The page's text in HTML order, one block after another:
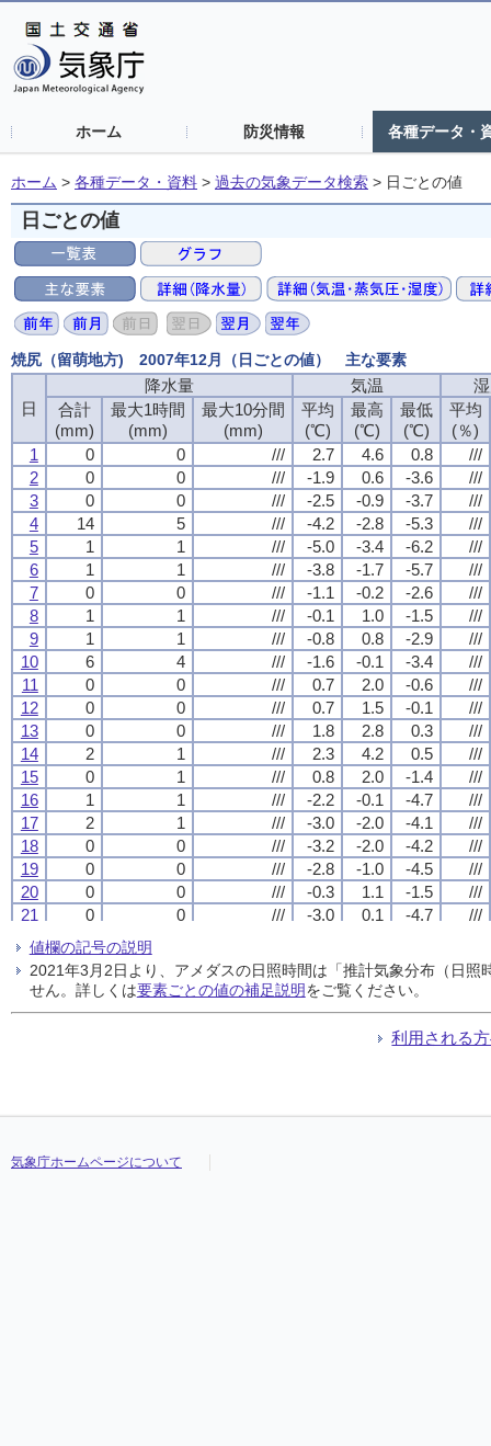
ホーム 防災情報 各種データ・
ホーム > 各種データ・資料 > 過去の気象データ検索 > 日ごとの値
日ごとの値
焼尻（留萌地方) 2007年12月（日ごとの値） 主な要素
日
降水量 気温
合計
(mm)
最大1時間
(mm)
最大10分間
(mm)
平均
(℃)
最高
(℃)
最低
(℃)
平均
(％)
1
0 0 /// 2.7 4.6 0.8
///
2
0 0 /// -1.9 0.6 -3.6
///
3
0 0 /// -2.5 -0.9 -3.7
///
4
14 5 /// -4.2 -2.8 -5.3
///
5
1 1 /// -5.0 -3.4 -6.2
///
6
1 1 /// -3.8 -1.7 -5.7
///
7
0 0 /// -1.1 -0.2 -2.6
///
8
1 1 /// -0.1 1.0 -1.5
///
9
1 1 /// -0.8 0.8 -2.9
///
10
6 4 /// -1.6 -0.1 -3.4
///
11
0 0 /// 0.7 2.0 -0.6
///
12
0 0 /// 0.7 1.5 -0.1
///
13
0 0 /// 1.8 2.8 0.3
///
14
2 1 /// 2.3 4.2 0.5
///
15
0 1 /// 0.8 2.0 -1.4
///
16
1 1 /// -2.2 -0.1 -4.7
///
17
2 1 /// -3.0 -2.0 -4.1
///
18
0 0 /// -3.2 -2.0 -4.2
///
19
0 0 /// -2.8 -1.0 -4.5
///
20
0 0 /// -0.3 1.1 -1.5
///
21
0 0 /// -3.0 0.1 -4.7
///
22
0
23
0 0 /// 1.5 2.1 0.7
///
24
0 0 /// 0.9 2.9 -1.3
///
-4.0
///
30
2 1 /// 1.9 3.8 0.1
///
日
降水量 気温
合計
(mm)
最大1時間
(mm)
最大10分間
(mm)
平均
(℃)
最高
(℃)
最低
(℃)
平均
(％)
1
0 0 /// 2.7 4.6 0.8
///
2
0 0 /// -1.9 0.6 -3.6
///
3
0 0 /// -2.5 -0.9 -3.7
///
4
14 5 /// -4.2 -2.8 -5.3
///
5
1 1 /// -5.0 -3.4 -6.2
///
6
1 1 /// -3.8 -1.7 -5.7
///
7
0 0 /// -1.1 -0.2 -2.6
///
8
1 1 /// -0.1 1.0 -1.5
///
9
1 1 /// -0.8 0.8 -2.9
///
10
6 4 /// -1.6 -0.1 -3.4
///
11
0 0 /// 0.7 2.0 -0.6
///
12
0 0 /// 0.7 1.5 -0.1
///
13
0 0 /// 1.8 2.8 0.3
///
14
2 1 /// 2.3 4.2 0.5
///
15
0 1 /// 0.8 2.0 -1.4
///
16
1 1 /// -2.2 -0.1 -4.7
///
17
2 1 /// -3.0 -2.0 -4.1
///
18
0 0 /// -3.2 -2.0 -4.2
///
19
0 0 /// -2.8 -1.0 -4.5
///
20
0 0 /// -0.3 1.1 -1.5
///
21
0 0 /// -3.0 0.1 -4.7
///
22
0
23
0 0 /// 1.5 2.1 0.7
///
24
0 0 /// 0.9 2.9 -1.3
///
-4.0
///
30
2 1 /// 1.9 3.8 0.1
///
日
降水量 気温
合計
(mm)
最大1時間
(mm)
最大10分間
(mm)
平均
(℃)
最高
(℃)
最低
(℃)
平均
(％)
1
0 0 /// 2.7 4.6 0.8
///
2
0 0 /// -1.9 0.6 -3.6
///
3
0 0 /// -2.5 -0.9 -3.7
///
4
14 5 /// -4.2 -2.8 -5.3
///
5
1 1 /// -5.0 -3.4 -6.2
///
6
1 1 /// -3.8 -1.7 -5.7
///
7
0 0 /// -1.1 -0.2 -2.6
///
8
1 1 /// -0.1 1.0 -1.5
///
9
1 1 /// -0.8 0.8 -2.9
///
10
6 4 /// -1.6 -0.1 -3.4
///
11
0 0 /// 0.7 2.0 -0.6
///
12
0 0 /// 0.7 1.5 -0.1
///
13
0 0 /// 1.8 2.8 0.3
///
14
2 1 /// 2.3 4.2 0.5
///
15
0 1 /// 0.8 2.0 -1.4
///
16
1 1 /// -2.2 -0.1 -4.7
///
17
2 1 /// -3.0 -2.0 -4.1
///
18
0 0 /// -3.2 -2.0 -4.2
///
19
0 0 /// -2.8 -1.0 -4.5
///
20
0 0 /// -0.3 1.1 -1.5
///
21
0 0 /// -3.0 0.1 -4.7
///
22
0
23
0 0 /// 1.5 2.1 0.7
///
24
0 0 /// 0.9 2.9 -1.3
///
-4.0
///
30
2 1 /// 1.9 3.8 0.1
///
日
降水量 気温
合計
(mm)
最大1時間
(mm)
最大10分間
(mm)
平均
(℃)
最高
(℃)
最低
(℃)
平均
(％)
1
0 0 /// 2.7 4.6 0.8
///
2
0 0 /// -1.9 0.6 -3.6
///
3
0 0 /// -2.5 -0.9 -3.7
///
4
14 5 /// -4.2 -2.8 -5.3
///
5
1 1 /// -5.0 -3.4 -6.2
///
6
1 1 /// -3.8 -1.7 -5.7
///
7
0 0 /// -1.1 -0.2 -2.6
///
8
1 1 /// -0.1 1.0 -1.5
///
9
1 1 /// -0.8 0.8 -2.9
///
10
6 4 /// -1.6 -0.1 -3.4
///
11
0 0 /// 0.7 2.0 -0.6
///
12
0 0 /// 0.7 1.5 -0.1
///
13
0 0 /// 1.8 2.8 0.3
///
14
2 1 /// 2.3 4.2 0.5
///
15
0 1 /// 0.8 2.0 -1.4
///
16
1 1 /// -2.2 -0.1 -4.7
///
17
2 1 /// -3.0 -2.0 -4.1
///
18
0 0 /// -3.2 -2.0 -4.2
///
19
0 0 /// -2.8 -1.0 -4.5
///
20
0 0 /// -0.3 1.1 -1.5
///
21
0 0 /// -3.0 0.1 -4.7
///
22
0
23
0 0 /// 1.5 2.1 0.7
///
24
0 0 /// 0.9 2.9 -1.3
///
-4.0
///
30
2 1 /// 1.9 3.8 0.1
///
値欄の記号の説明
2021年3月2日より、アメダスの日照時間は「推計気象分布（日
せん。詳しくは要素ごとの値の補足説明をご覧ください。
利用される
気象庁ホームページについて